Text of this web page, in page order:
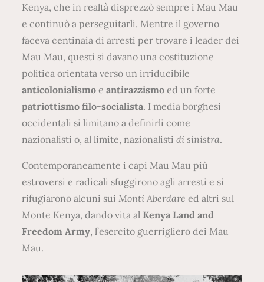
Kenya, che in realtà disprezzò sempre i Mau Mau
e continuò a perseguitarli. Mentre il governo
faceva centinaia di arresti per trovare i leader dei
Mau Mau, questi si davano una costituzione
politica orientata verso un irriducibile
anticolonialismo eantirazzismo ed un forte
patriottismo filo-socialista. I media borghesi
occidentali si limitano a definirli come
nazionalisti o, al limite, nazionalisti di sinistra.
Contemporaneamente i capi Mau Mau più
estroversi e radicali sfuggirono agli arresti e si
rifugiarono alcuni sui Monti Aberdare ed altri sul
Monte Kenya, dando vita alKenya Land and
Freedom Army, l’esercito guerrigliero dei Mau
Mau.